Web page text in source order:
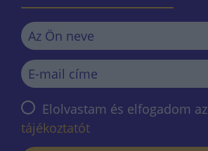
Elolvastam és elfogadom az
tájékoztatót